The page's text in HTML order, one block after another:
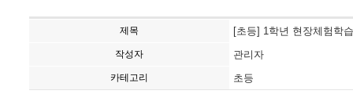
제목 [초등] 1학년 현장체험학습
작성자 관리자
카테고리 초등